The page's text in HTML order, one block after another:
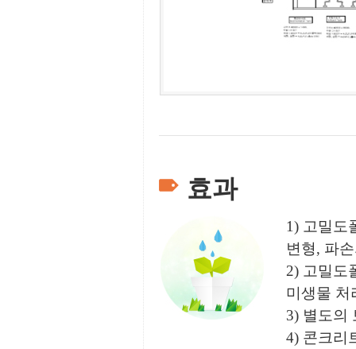
효과
1) 고밀도
변형, 파
2) 고밀도
미생물 처
3) 별도의
4) 콘크리